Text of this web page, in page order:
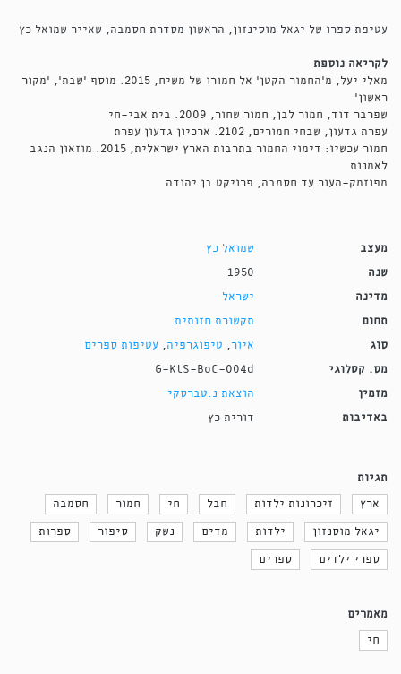
עטיפת ספרו של יגאל מוסינזון, הראשון מסדרת חסמבה, שאייר שמואל כץ
לקריאה נוספת
מאלי יעל, מ'החמור הקטן' אל חמורו של משיח, 2015. מוסף 'שבת', 'מקור
ראשון'
שפרבר דוד, חמור לבן, חמור שחור, 2009. בית אבי-חי
עפרת גדעון, שבחי חמורים, 2102. ארכיון גדעון עפרת
חמור עכשיו: דימוי החמור בתרבות הארץ ישראלית, 2015. מוזאון הנגב
לאמנות
מפוזמק-העור עד חסמבה, פרויקט בן יהודה
מעצב שמואל כץ
שנה 1950
מדינה ישראל
תחום תקשורת חזותית
סוג איור, טיפוגרפיה,עטיפות ספרים
מס. קטלוגי G-KtS-BoC-004d
מזמין הוצאת נ.טברסקי
באדיבות דורית כץ
תגיות
ארץ זיכרונות ילדות חבל חי חמור חסמבה
יגאל מוסנזון ילדות מדים נשק סיפור ספרות
ספרי ילדים ספרים
מאמרים
חי